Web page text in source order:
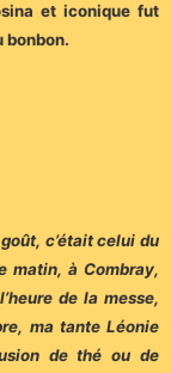
et iconique fut
bonbon.
c’était celui du
matin, à Combray,
de la messe,
ma tante Léonie
de thé ou de